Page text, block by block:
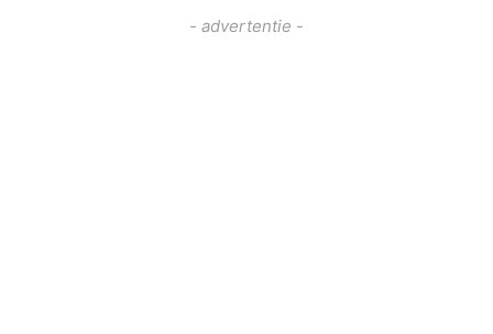
- advertentie -